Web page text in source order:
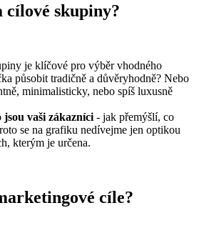
cílové skupiny?
je klíčové pro výběr vhodného
působit tradičně a důvěryhodně? Nebo
minimalisticky, nebo spíš luxusně
jsou vaši zákazníci - jak přemýšlí, co
se na grafiku nedívejme jen optikou
kterým je určena.
cíle?